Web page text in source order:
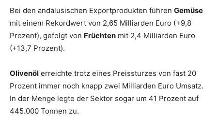
Bei den andalusischen Exportprodukten führen Gemüse
mit einem Rekordwert von 2,65 Milliarden Euro (+9,8
Prozent), gefolgt von Früchten mit 2,4 Milliarden Euro
(+13,7 Prozent).
Olivenöl erreichte trotz eines Preissturzes von fast 20
Prozent immer noch knapp zwei Milliarden Euro Umsatz.
In der Menge legte der Sektor sogar um 41 Prozent auf
445.000 Tonnen zu.